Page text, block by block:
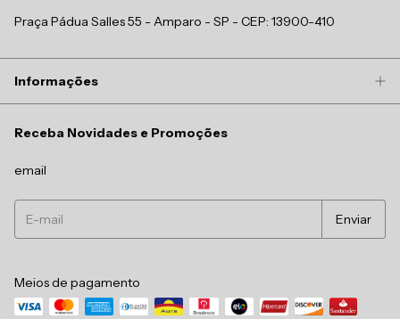
Praça Pádua Salles 55 - Amparo - SP - CEP: 13900-410
Informações
Receba Novidades e Promoções
email
Meios de pagamento